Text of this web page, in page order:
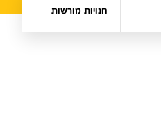
חנויות מורשות